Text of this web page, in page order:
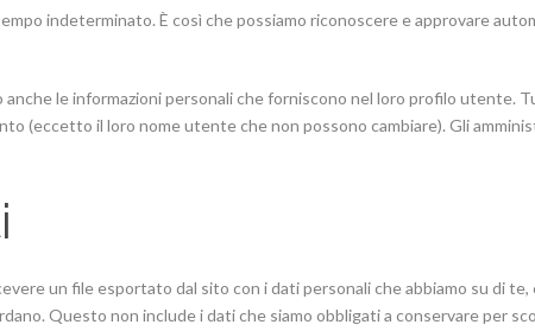
indeterminato. È così che possiamo riconoscere e approvare
le informazioni personali che forniscono nel loro profilo utente.
(eccetto il loro nome utente che non possono cambiare). Gli
un file esportato dal sito con i dati personali che abbiamo su di te,
Questo non include i dati che siamo obbligati a conservare per